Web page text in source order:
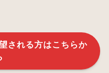
される方はこちらか